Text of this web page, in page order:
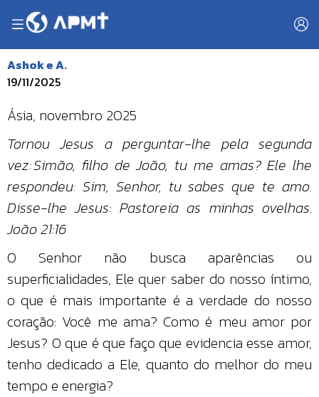
Ashok e A.
19/11/2025
Ásia, novembro 2025
Tornou Jesus a perguntar-lhe pela segunda
vez: Simão, filho de João, tu me amas? Ele lhe
respondeu: Sim, Senhor, tu sabes que te amo.
Disse-lhe Jesus: Pastoreia as minhas ovelhas.
João 21:16
O Senhor não busca aparências ou
superficialidades, Ele quer saber do nosso íntimo,
o que é mais importante é a verdade do nosso
coração: Você me ama? Como é meu amor por
Jesus? O que é que faço que evidencia esse amor,
tenho dedicado a Ele, quanto do melhor do meu
tempo e energia?